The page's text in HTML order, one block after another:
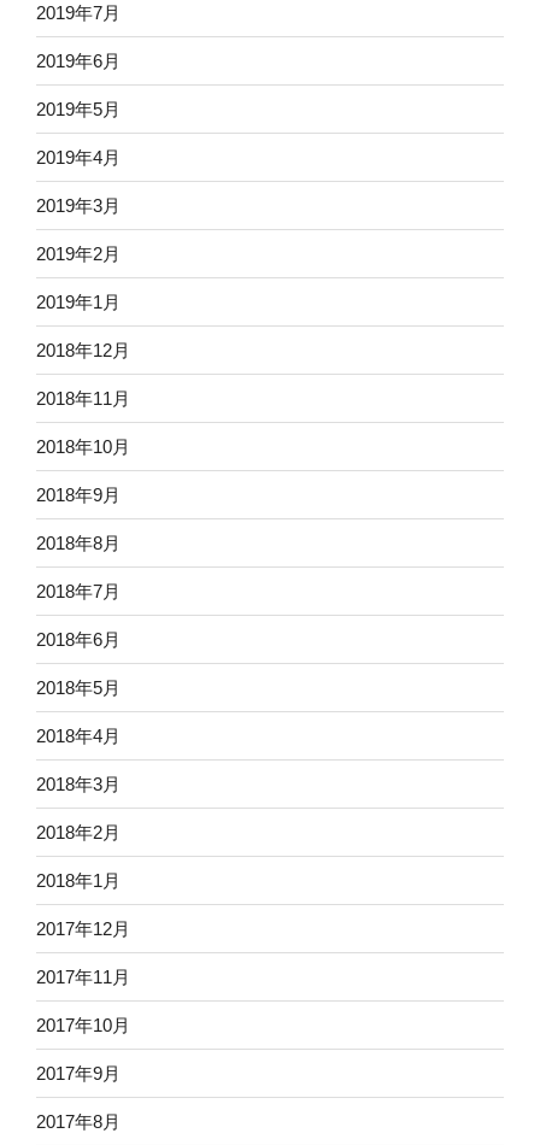
2019年7月
2019年6月
2019年5月
2019年4月
2019年3月
2019年2月
2019年1月
2018年12月
2018年11月
2018年10月
2018年9月
2018年8月
2018年7月
2018年6月
2018年5月
2018年4月
2018年3月
2018年2月
2018年1月
2017年12月
2017年11月
2017年10月
2017年9月
2017年8月